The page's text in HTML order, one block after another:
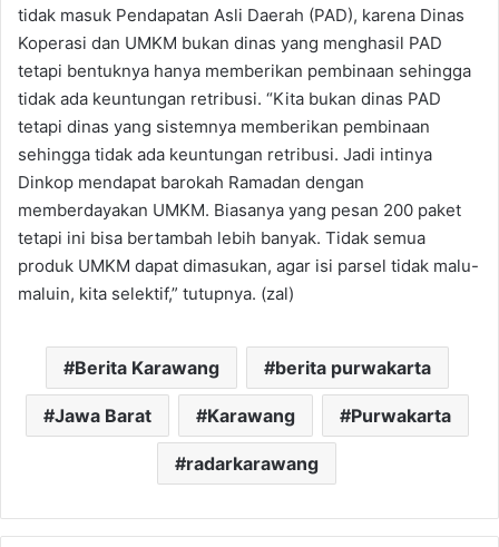
tidak masuk Pendapatan Asli Daerah (PAD), karena Dinas
Koperasi dan UMKM bukan dinas yang menghasil PAD
tetapi bentuknya hanya memberikan pembinaan sehingga
tidak ada keuntungan retribusi. “Kita bukan dinas PAD
tetapi dinas yang sistemnya memberikan pembinaan
sehingga tidak ada keuntungan retribusi. Jadi intinya
Dinkop mendapat barokah Ramadan dengan
memberdayakan UMKM. Biasanya yang pesan 200 paket
tetapi ini bisa bertambah lebih banyak. Tidak semua
produk UMKM dapat dimasukan, agar isi parsel tidak malu-
maluin, kita selektif,” tutupnya. (zal)
Berita Karawang berita purwakarta
Jawa Barat Karawang Purwakarta
radarkarawang